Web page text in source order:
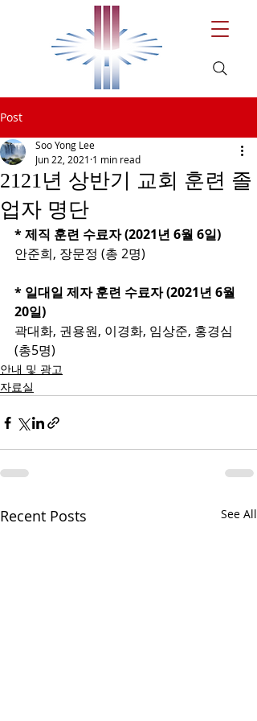
Post
2121년 상반기 교회 훈련 졸
업자 명단
Soo Yong Lee
Jun 22, 2021 1 min read
* 제직 훈련 수료자 (2021년 6월 6일)
안준희, 장문정 (총 2명)
* 일대일 제자 훈련 수료자 (2021년 6월
20일)
곽대화, 권용원, 이경화, 임상준, 홍경심
(총5명)
안내 및 광고
자료실
Recent Posts See All